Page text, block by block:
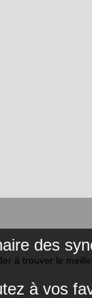
des
à trouver le
à vos